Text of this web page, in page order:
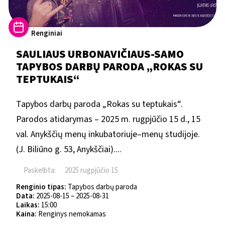
Renginiai
SAULIAUS URBONAVIČIAUS-SAMO
TAPYBOS DARBŲ PARODA „ROKAS SU
TEPTUKAIS“
Tapybos darbų paroda „Rokas su teptukais“.
Parodos atidarymas – 2025 m. rugpjūčio 15 d., 15
val. Anykščių menų inkubatoriuje–menų studijoje.
(J. Biliūno g. 53, Anykščiai)....
Paskelbta:
2025 rugpjūčio 15
Renginio tipas: Tapybos darbų paroda
Data: 2025-08-15 – 2025-08-31
Laikas: 15:00
Kaina: Renginys nemokamas